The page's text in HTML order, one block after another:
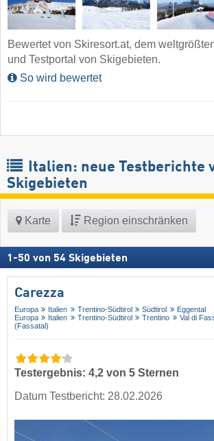
Bewertet von Skiresort.at, dem
und Testportal von Skigebieten.
So wird bewertet
Italien: neue Testberichte
Skigebieten
Karte Region einschränken
1 -50 von 54 Skigebieten
Carezza
Europa Italien Trentino-Südtirol Südtirol
Eggental
Europa
Italien Trentino-Südtirol Trentino
Val di
(Fassatal)
Testergebnis: 4,2 von 5 Sternen
Datum Testbericht: 28.02.2026